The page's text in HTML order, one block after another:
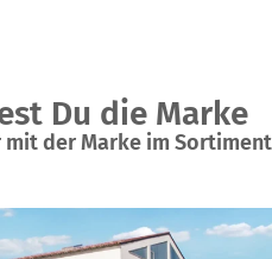
Du die Marke
der Marke im Sortiment